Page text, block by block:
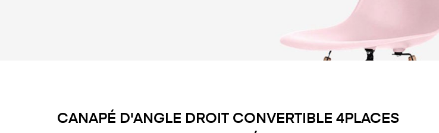
CANAPÉ D'ANGLE DROIT CONVERTIBLE 4PLACES